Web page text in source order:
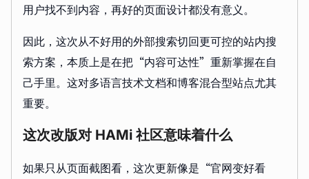
用户找不到内容，再好的页面设计都没有意义。
因此，这次从不好用的外部搜索切回更可控的站内搜
索方案，本质上是在把“内容可达性”重新掌握在自
己手里。这对多语言技术文档和博客混合型站点尤其
重要。
这次改版对 HAMi 社区意味着什么
如果只从页面截图看，这次更新像是“官网变好看